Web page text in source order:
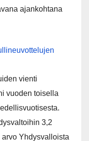
ajankohtana
vienti
vuoden toisella
3,2
Yhdysvalloista